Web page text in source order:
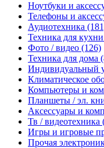
Ноутбуки и
Телефоны и
Аудиотехника
Техника для кухни
Фото / видео (126)
Техника для дома
Индивидуальный
Климатическое
Компьютеры и
Планшеты / эл.
Аксессуары и
Тв / видеотехника
Игры и игровые
Прочая